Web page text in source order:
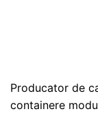
Producator de
containere